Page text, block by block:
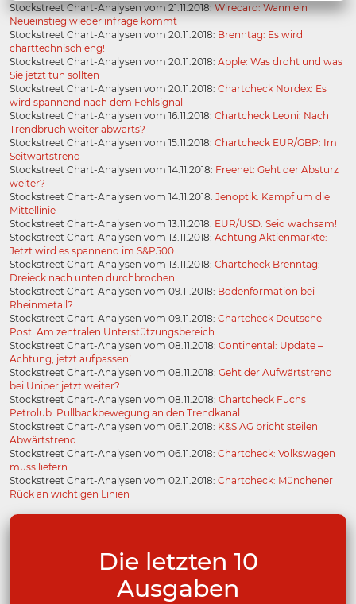
Stockstreet Chart-Analysen vom 21.11.2018: Wirecard: Wann ein
Neueinstieg wieder infrage kommt
Stockstreet Chart-Analysen vom 20.11.2018: Brenntag: Es wird
charttechnisch eng!
Stockstreet Chart-Analysen vom 20.11.2018: Apple: Was droht und was
Sie jetzt tun sollten
Stockstreet Chart-Analysen vom 20.11.2018: Chartcheck Nordex: Es
wird spannend nach dem Fehlsignal
Stockstreet Chart-Analysen vom 16.11.2018: Chartcheck Leoni: Nach
Trendbruch weiter abwärts?
Stockstreet Chart-Analysen vom 15.11.2018: Chartcheck EUR/GBP: Im
Seitwärtstrend
Stockstreet Chart-Analysen vom 14.11.2018: Freenet: Geht der Absturz
weiter?
Stockstreet Chart-Analysen vom 14.11.2018: Jenoptik: Kampf um die
Mittellinie
Stockstreet Chart-Analysen vom 13.11.2018: EUR/USD: Seid wachsam!
Stockstreet Chart-Analysen vom 13.11.2018: Achtung Aktienmärkte:
Jetzt wird es spannend im S&P500
Stockstreet Chart-Analysen vom 13.11.2018: Chartcheck Brenntag:
Dreieck nach unten durchbrochen
Stockstreet Chart-Analysen vom 09.11.2018: Bodenformation bei
Rheinmetall?
Stockstreet Chart-Analysen vom 09.11.2018: Chartcheck Deutsche
Post: Am zentralen Unterstützungsbereich
Stockstreet Chart-Analysen vom 08.11.2018: Continental: Update –
Achtung, jetzt aufpassen!
Stockstreet Chart-Analysen vom 08.11.2018: Geht der Aufwärtstrend
bei Uniper jetzt weiter?
Stockstreet Chart-Analysen vom 08.11.2018: Chartcheck Fuchs
Petrolub: Pullbackbewegung an den Trendkanal
Stockstreet Chart-Analysen vom 06.11.2018: K&S AG bricht steilen
Abwärtstrend
Stockstreet Chart-Analysen vom 06.11.2018: Chartcheck: Volkswagen
muss liefern
Stockstreet Chart-Analysen vom 02.11.2018: Chartcheck: Münchener
Rück an wichtigen Linien
Die letzten 10
Ausgaben